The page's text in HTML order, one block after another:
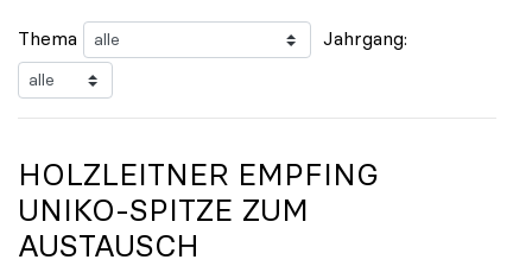
Thema Jahrgang:
HOLZLEITNER EMPFING
UNIKO-SPITZE ZUM
AUSTAUSCH